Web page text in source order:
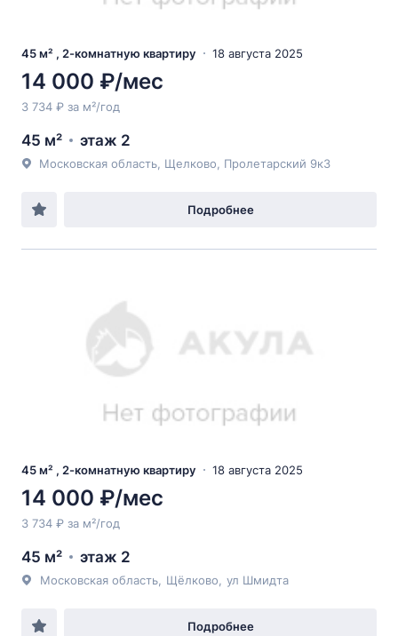
45 м² , 2-комнатную квартиру 18 августа 2025
14 000 ₽/мес
3 734 ₽ за м²/год
45 м² этаж 2
Московская область, Щелково, Пролетарский 9к3
Подробнее
45 м² , 2-комнатную квартиру 18 августа 2025
14 000 ₽/мес
3 734 ₽ за м²/год
45 м² этаж 2
Московская область Щёлково ул Шмидта
Подробнее